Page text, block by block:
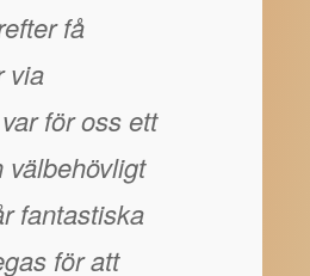
få
via
för oss ett
välbehövligt
fantastiska
för att